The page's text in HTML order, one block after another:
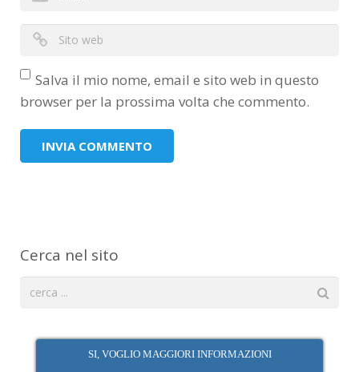
Salva il mio nome, email e sito web in questo
browser per la prossima volta che commento.
Cerca nel sito
SI, VOGLIO MAGGIORI INFORMAZIONI